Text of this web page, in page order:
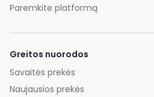
Paremkite platformą
Greitos nuorodos
Savaitės prekės
Naujausios prekės